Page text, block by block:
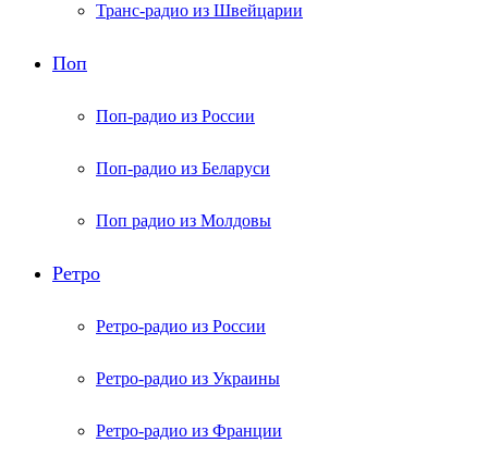
Транс-радио из Швейцарии
Поп
Поп-радио из России
Поп-радио из Беларуси
Поп радио из Молдовы
Ретро
Ретро-радио из России
Ретро-радио из Украины
Ретро-радио из Франции